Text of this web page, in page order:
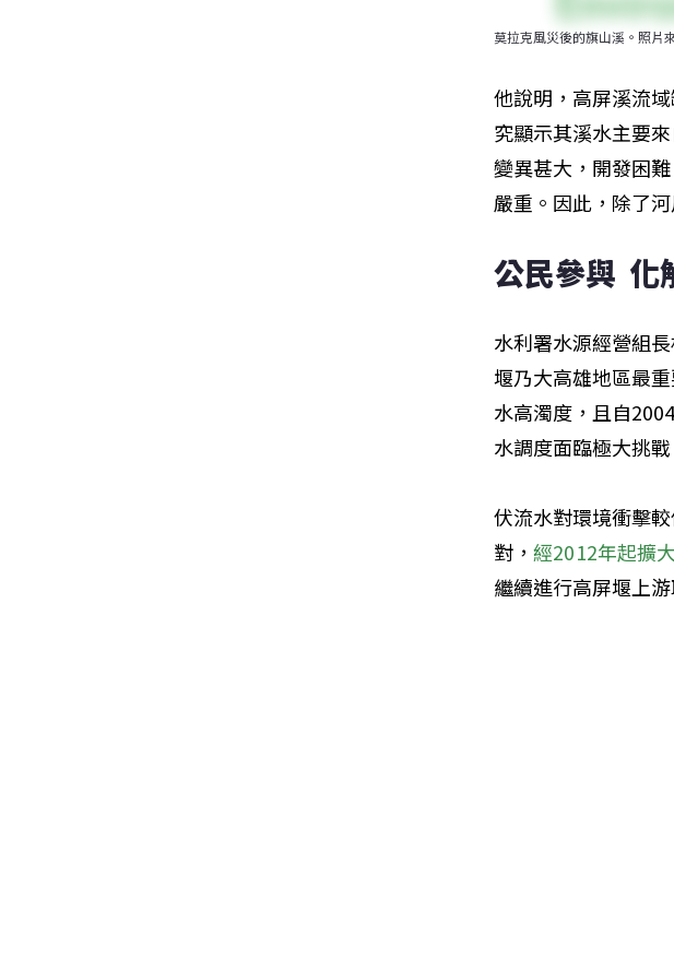
莫拉克風災後的旗山溪。照片
他說明，高屏溪流
究顯示其溪水主要
變異甚大，開發困
嚴重。因此，除了
公民參與
水利署水源經營組
堰乃大高雄地區最
水高濁度，且自
水調度面臨極大挑戰
伏流水對環境衝擊
對， 經2012年起擴
繼續進行高屏堰上